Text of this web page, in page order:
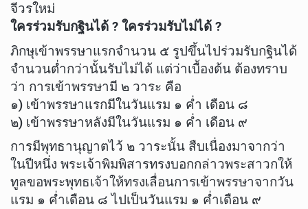
จีวรใหม่
ใครร่วมรับกฐินได้ ? ใครร่วมรับไม่ได้ ?
ภิกษุเข้าพรรษาแรกจำนวน ๕ รูปขึ้นไปร่วมรับกฐินได้
จำนวนต่ำกว่านั้นรับไม่ได้ แต่ว่าเบื้องต้น ต้องทราบ
ว่า การเข้าพรรษามี ๒ วาระ คือ
๑) เข้าพรรษาแรกมีในวันแรม ๑ ค่ำ เดือน ๘
๒) เข้าพรรษาหลังมีในวันแรม ๑ ค่ำ เดือน ๙
การมีพุทธานุญาตไว้ ๒ วาระนั้น สืบเนื่องมาจากว่า
ในปีหนึ่ง พระเจ้าพิมพิสารทรงบอกกล่าวพระสาวกให้
ทูลขอพระพุทธเจ้าให้ทรงเลื่อนการเข้าพรรษาจากวัน
แรม ๑ ค่ำเดือน ๘ ไปเป็นวันแรม ๑ ค่ำเดือน ๙